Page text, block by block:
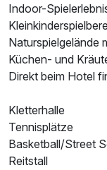
Indoor-
Naturspielgelände
Küchen- und
Direkt beim Hotel
Kletterhalle
Tennisplätze
Basketball/Street
Reitstall